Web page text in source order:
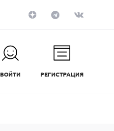
ВОЙТИ РЕГИСТРАЦИЯ